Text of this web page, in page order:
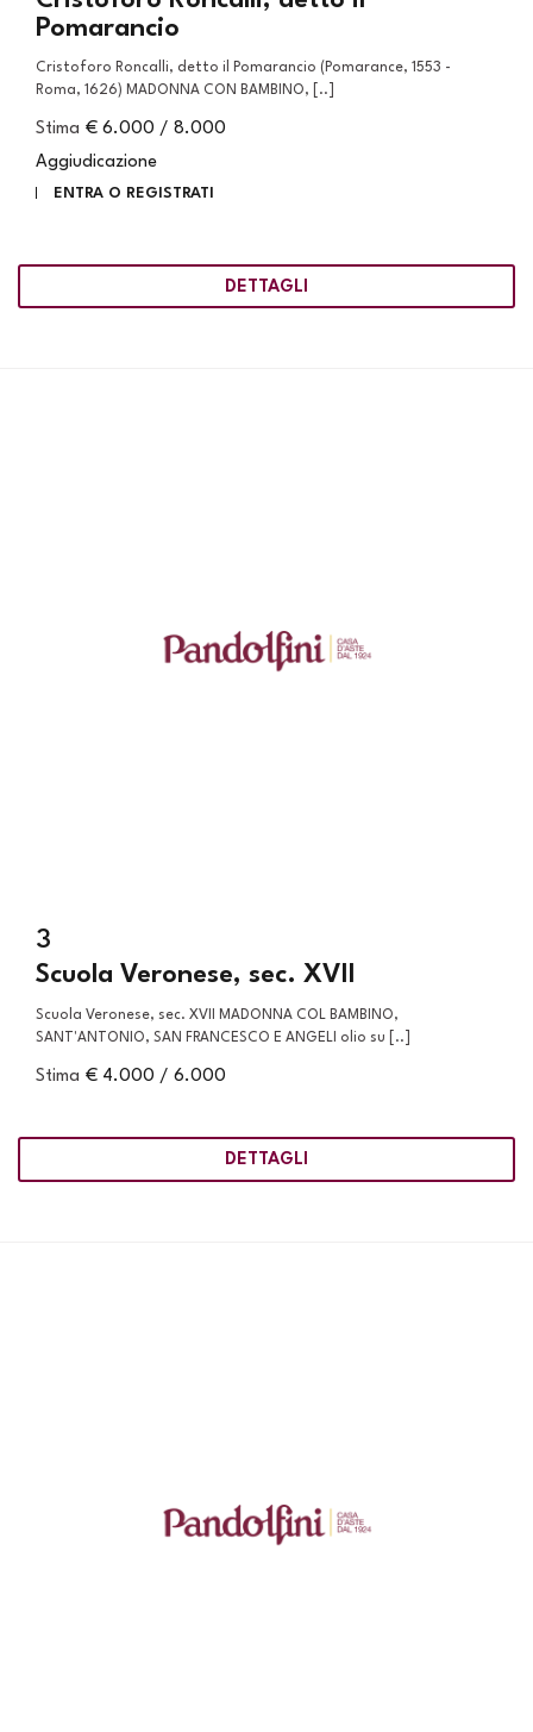
Pomarancio
Cristoforo Roncalli, detto il Pomarancio (Pomarance, 1553 -
Roma, 1626) MADONNA CON BAMBINO, [..]
Stima € 6.000 / 8.000
Aggiudicazione
ENTRA O REGISTRATI
DETTAGLI
3
Scuola Veronese, sec. XVII
Scuola Veronese, sec. XVII MADONNA COL BAMBINO,
SANT'ANTONIO, SAN FRANCESCO E ANGELI olio su [..]
Stima € 4.000 / 6.000
DETTAGLI